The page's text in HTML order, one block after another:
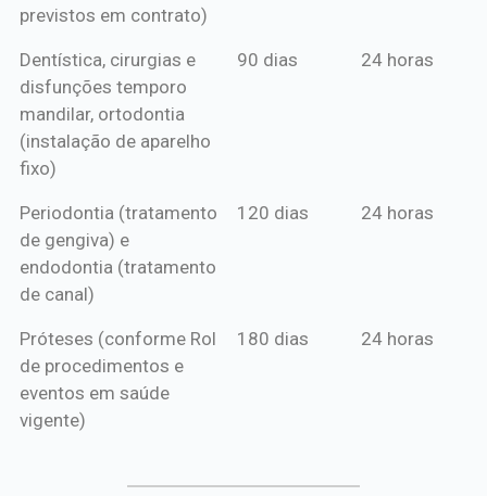
previstos em contrato)
Dentística, cirurgias e
disfunções temporo
mandilar, ortodontia
(instalação de aparelho
fixo)
90 dias 24 horas
Periodontia (tratamento
de gengiva) e
endodontia (tratamento
de canal)
120 dias 24 horas
Próteses (conforme Rol
de procedimentos e
eventos em saúde
vigente)
180 dias 24 horas